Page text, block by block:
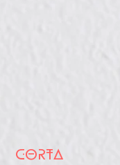
CORTA